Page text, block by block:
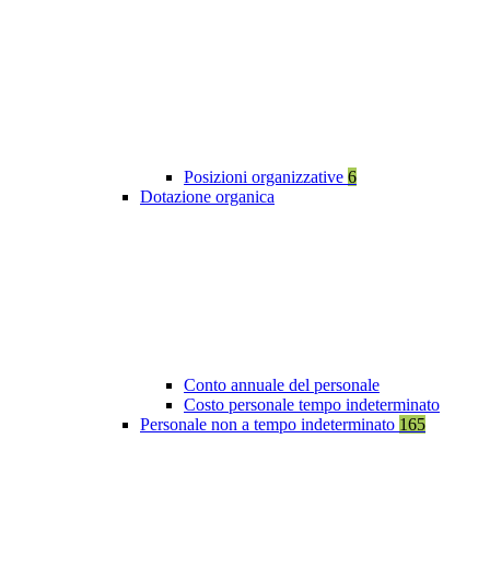
Posizioni organizzative 6
Dotazione organica
Conto annuale del personale
Costo personale tempo indeterminato
Personale non a tempo indeterminato 165